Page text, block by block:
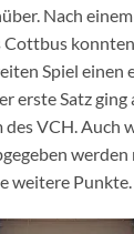
Nach
Cottbus
Spiel einen
erste Satz
des VCH. Auch
weitere Punkte.